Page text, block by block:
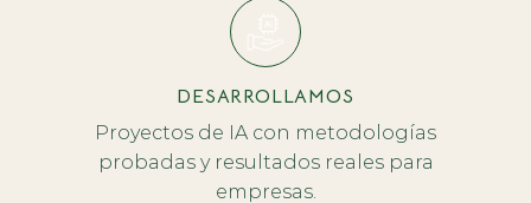
DESARROLLAMOS
Proyectos de IA con metodologías
probadas y resultados reales para
empresas.